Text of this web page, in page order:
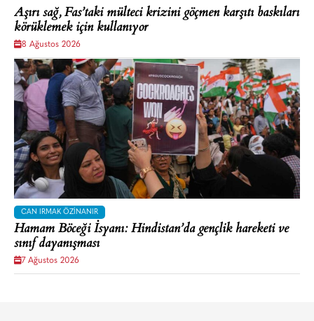
Aşırı sağ, Fas’taki mülteci krizini göçmen karşıtı baskıları
körüklemek için kullanıyor
8 Ağustos 2026
CAN IRMAK ÖZINANIR
Hamam Böceği İsyanı: Hindistan’da gençlik hareketi ve
sınıf dayanışması
7 Ağustos 2026